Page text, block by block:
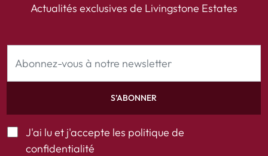
Actualités exclusives de Livingstone Estates
S’ABONNER
J'ai lu et j'accepte les politique de
confidentialité